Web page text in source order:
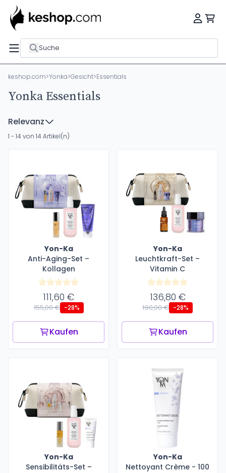
Suche
keshop.com>Yonka>Gesicht>Essentials
Yonka Essentials
Relevanz
1 - 14 von 14 Artikel(n)
Yon-Ka
Anti-Aging-Set –
Kollagen
111,60 €
155,00 € -28%
Kaufen
Yon-Ka
Leuchtkraft-Set –
Vitamin C
136,80 €
190,00 € -28%
Kaufen
Yon-Ka
Sensibilitäts-Set –
Yon-Ka
Nettoyant Crème - 100